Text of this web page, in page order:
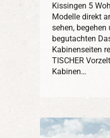
Kissingen 5
Modelle direkt
sehen,
begutachten
Kabinenseiten
TISCHER
Kabinen…